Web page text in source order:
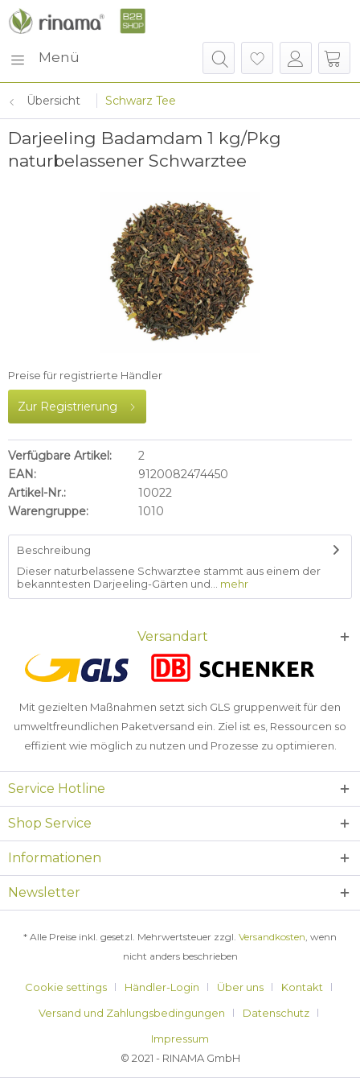
Menü
Übersicht Schwarz Tee
Darjeeling Badamdam 1 kg/Pkg
naturbelassener Schwarztee
Preise für registrierte Händler
Zur Registrierung
Verfügbare Artikel:
2
EAN:
9120082474450
Artikel-Nr.:
10022
Warengruppe:
1010
Beschreibung
Dieser naturbelassene Schwarztee stammt aus einem der
bekanntesten Darjeeling-Gärten und...
mehr
Versandart
Mit gezielten Maßnahmen setzt sich GLS gruppenweit für den
umweltfreundlichen Paketversand ein. Ziel ist es, Ressourcen so
effizient wie möglich zu nutzen und Prozesse zu optimieren.
Service Hotline
Shop Service
Informationen
Newsletter
* Alle Preise inkl. gesetzl. Mehrwertsteuer zzgl. Versandkosten, wenn
nicht anders beschrieben
Cookie settings Händler-Login Über uns
Kontakt
Versand und Zahlungsbedingungen
Datenschutz
Impressum
© 2021 - RINAMA GmbH